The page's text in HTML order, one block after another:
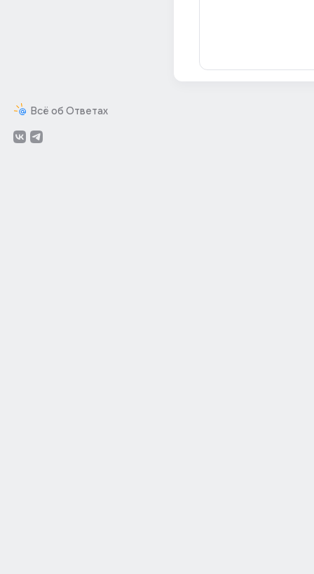
Всё об Ответах